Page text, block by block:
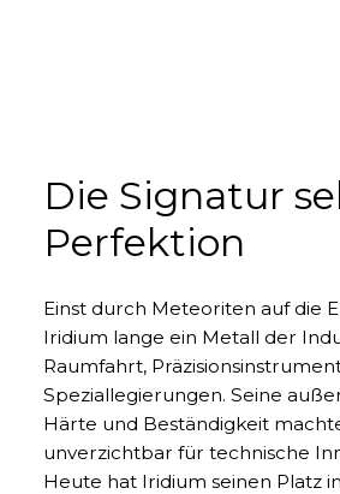
Die Signatur
Perfektion
Einst durch Meteoriten auf die
Iridium lange ein Metall der
Raumfahrt,
Speziallegierungen. Seine
Härte und Beständigkeit
unverzichtbar für technische
Heute hat Iridium seinen Platz